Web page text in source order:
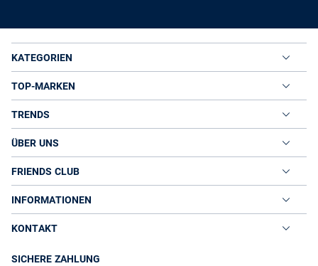
KATEGORIEN
TOP-MARKEN
TRENDS
ÜBER UNS
FRIENDS CLUB
INFORMATIONEN
KONTAKT
SICHERE ZAHLUNG